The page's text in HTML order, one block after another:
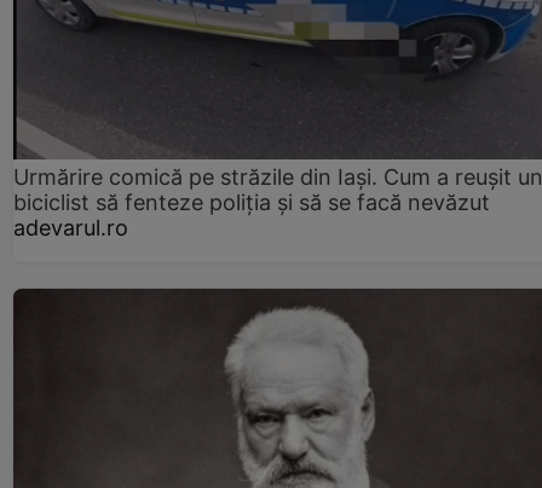
Urmărire comică pe străzile din Iași. Cum a reușit un
biciclist să fenteze poliția și să se facă nevăzut
adevarul.ro